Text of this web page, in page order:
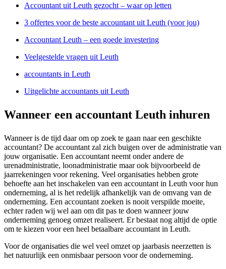
Accountant uit Leuth gezocht – waar op letten
3 offertes voor de beste accountant uit Leuth (voor jou)
Accountant Leuth – een goede investering
Veelgestelde vragen uit Leuth
accountants in Leuth
Uitgelichte accountants uit Leuth
Wanneer een accountant Leuth inhuren
Wanneer is de tijd daar om op zoek te gaan naar een geschikte
accountant? De accountant zal zich buigen over de administratie van
jouw organisatie. Een accountant neemt onder andere de
urenadministratie, loonadministratie maar ook bijvoorbeeld de
jaarrekeningen voor rekening. Veel organisaties hebben grote
behoefte aan het inschakelen van een accountant in Leuth voor hun
onderneming, al is het redelijk afhankelijk van de omvang van de
onderneming. Een accountant zoeken is nooit verspilde moeite,
echter raden wij wel aan om dit pas te doen wanneer jouw
onderneming genoeg omzet realiseert. Er bestaat nog altijd de optie
om te kiezen voor een heel betaalbare accountant in Leuth.
Voor de organisaties die wel veel omzet op jaarbasis neerzetten is
het natuurlijk een onmisbaar persoon voor de onderneming.